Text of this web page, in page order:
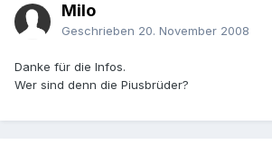
Milo
Geschrieben 20. November 2008
Danke für die Infos.
Wer sind denn die Piusbrüder?